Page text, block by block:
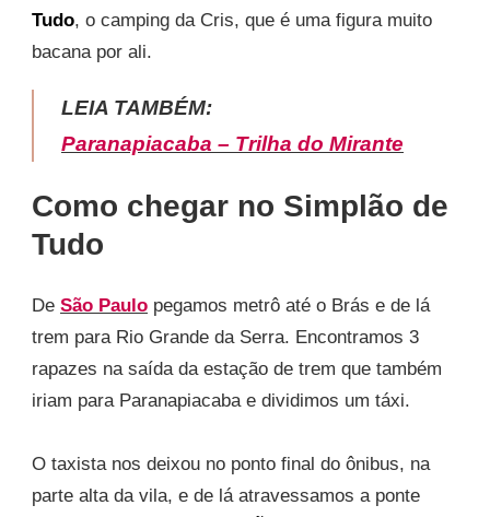
PARANAPIACABA
Tudo, o camping da Cris, que é uma figura muito
bacana por ali.
LEIA TAMBÉM:
Paranapiacaba – Trilha do Mirante
Como chegar no Simplão de
Tudo
De São Paulo pegamos metrô até o Brás e de lá
trem para Rio Grande da Serra. Encontramos 3
rapazes na saída da estação de trem que também
iriam para Paranapiacaba e dividimos um táxi.
O taxista nos deixou no ponto final do ônibus, na
parte alta da vila, e de lá atravessamos a ponte